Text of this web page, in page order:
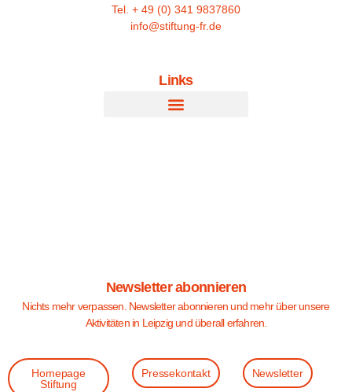
Tel. + 49 (0) 341 9837860
info@stiftung-fr.de
Links
Newsletter abonnieren
Nichts mehr verpassen. Newsletter abonnieren und mehr über unsere
Aktivitäten in Leipzig und überall erfahren.
Homepage
Stiftung
Pressekontakt Newsletter